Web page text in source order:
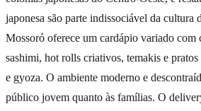
japonesa são parte indissociável da cultura
Mossoró oferece um cardápio variado com
sashimi, hot rolls criativos, temakis e
e gyoza. O ambiente moderno e
público jovem quanto às famílias. O